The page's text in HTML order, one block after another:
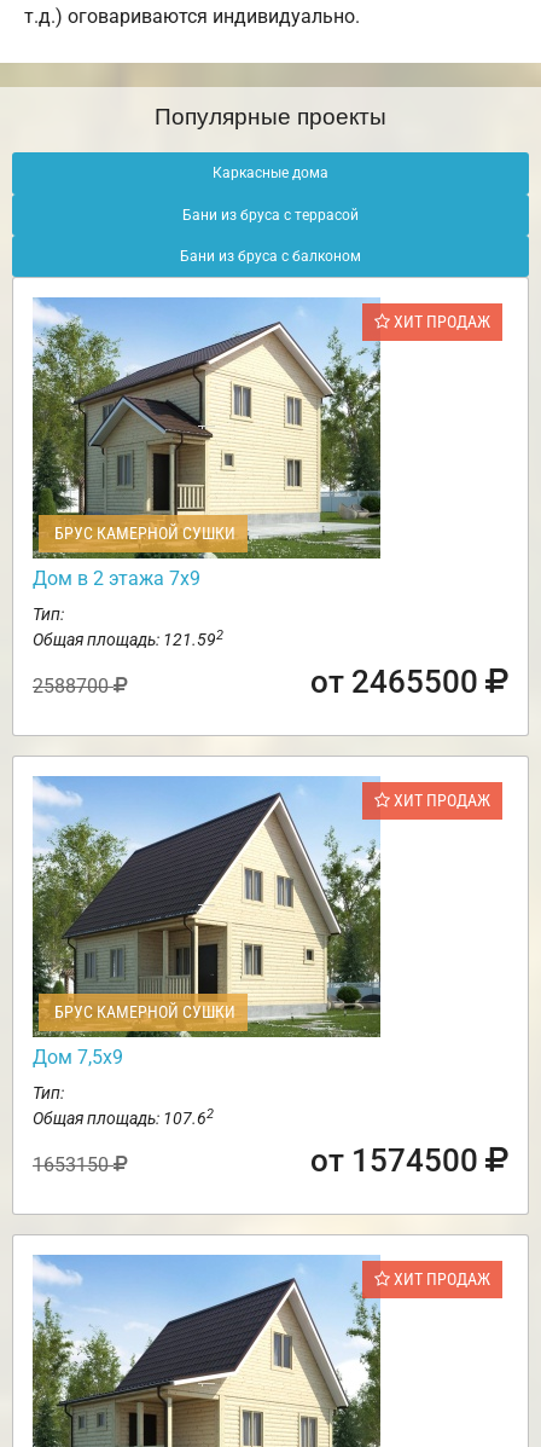
т.д.) оговариваются индивидуально.
Популярные проекты
Каркасные дома
Бани из бруса с террасой
Бани из бруса с балконом
ХИТ ПРОДАЖ
БРУС КАМЕРНОЙ СУШКИ
Дом в 2 этажа 7х9
Тип:
Общая площадь: 121.592
2588700 от 2465500
ХИТ ПРОДАЖ
БРУС КАМЕРНОЙ СУШКИ
Дом 7,5х9
Тип:
Общая площадь: 107.62
1653150 от 1574500
ХИТ ПРОДАЖ